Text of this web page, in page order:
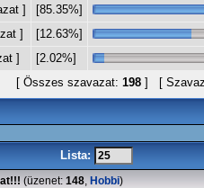
]
[85.35%]
]
[12.63%]
]
[2.02%]
[ Összes szavazat: 198] [
Lista:
(üzenet: 148, Hobbi)